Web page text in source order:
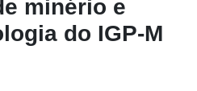
minério e
do IGP-M